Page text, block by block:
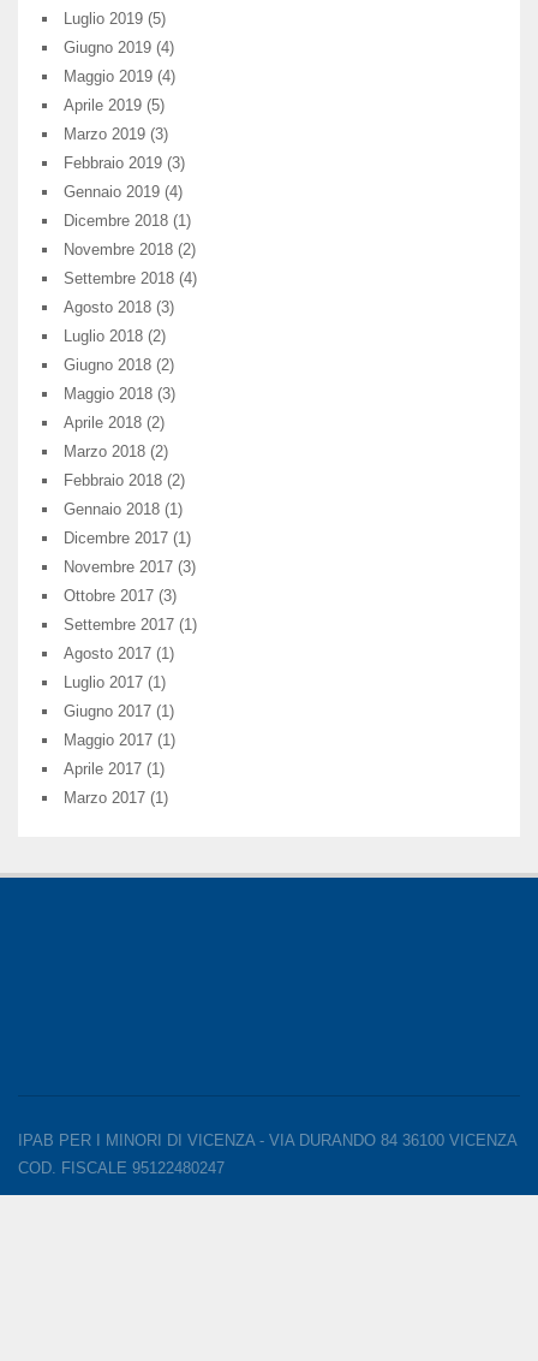
Luglio 2019 (5)
Giugno 2019 (4)
Maggio 2019 (4)
Aprile 2019 (5)
Marzo 2019 (3)
Febbraio 2019 (3)
Gennaio 2019 (4)
Dicembre 2018 (1)
Novembre 2018 (2)
Settembre 2018 (4)
Agosto 2018 (3)
Luglio 2018 (2)
Giugno 2018 (2)
Maggio 2018 (3)
Aprile 2018 (2)
Marzo 2018 (2)
Febbraio 2018 (2)
Gennaio 2018 (1)
Dicembre 2017 (1)
Novembre 2017 (3)
Ottobre 2017 (3)
Settembre 2017 (1)
Agosto 2017 (1)
Luglio 2017 (1)
Giugno 2017 (1)
Maggio 2017 (1)
Aprile 2017 (1)
Marzo 2017 (1)
IPAB PER I MINORI DI VICENZA - VIA DURANDO 84 36100 VICENZA
COD. FISCALE 95122480247